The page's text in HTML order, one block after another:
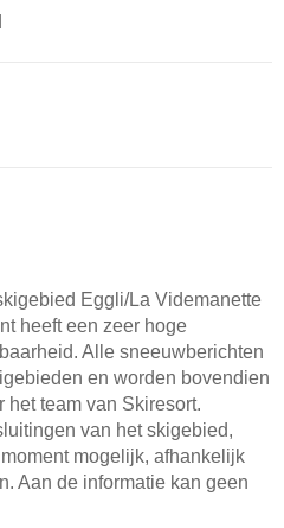
Eggli/​La Videmanette
heeft een zeer hoge
Alle sneeuwberichten
en worden bovendien
team van Skiresort.
van het skigebied,
mogelijk, afhankelijk
Aan de informatie kan geen